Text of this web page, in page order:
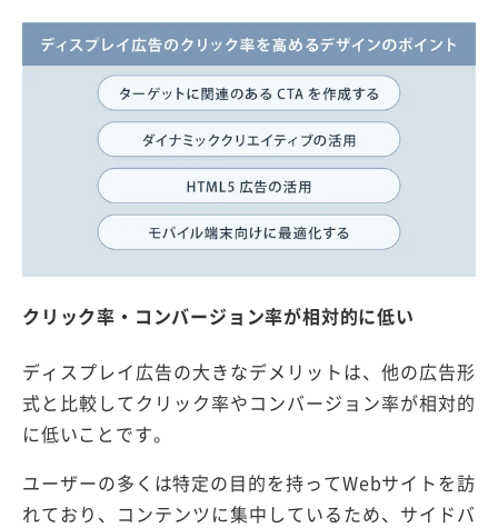
クリック率・コンバージョン率が相対的に低い
ディスプレイ広告の大きなデメリットは、他の広告形
式と比較してクリック率やコンバージョン率が相対的
に低いことです。
ユーザーの多くは特定の目的を持ってWebサイトを訪
れており、コンテンツに集中しているため、サイドバ